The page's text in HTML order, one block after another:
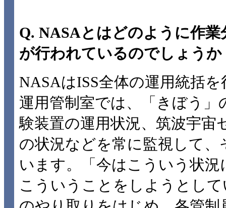
Q. NASAとはどのように作
が行われているのでしょうか
NASAはISS全体の運用統括
運用管制室では、「きぼう」
験装置の運用状況、筑波宇宙
の状況などを常に監視して、
います。「今はこういう状
こういうことをしようとし